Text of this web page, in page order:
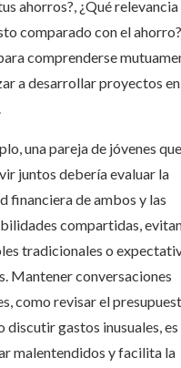
ahorros?, ¿Qué relevancia
comparado con el
comprenderse
a desarrollar proyectos en
una pareja de jóvenes que
juntos debería evaluar la
financiera de ambos y las
compartidas,
tradicionales o
Mantener conversaciones
como revisar el
discutir gastos inusuales,
malentendidos y facilita la